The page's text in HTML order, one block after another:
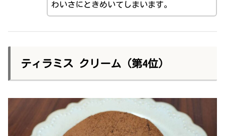
わいさにときめいてしまいます。
ティラミス クリーム（第4位）